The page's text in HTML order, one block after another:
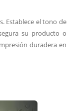
Establece el tono de
su producto o
duradera en